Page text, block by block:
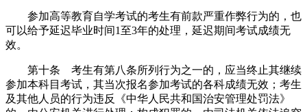
参加高等教育自学考试的考生有前款严重作弊行为的，也
可以给予延迟毕业时间1至3年的处理，延迟期间考试成绩无
效。
第十条 考生有第八条所列行为之一的，应当终止其继续
参加本科目考试，其当次报名参加考试的各科成绩无效；考生
及其他人员的行为违反《中华人民共和国治安管理处罚法》